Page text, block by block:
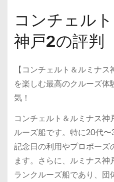
コンチェル
神戸2の評判
【コンチェルト＆ルミナ
を楽しむ最高のクルーズ
気！
コンチェルト＆ルミナス神
ルーズ船です。特に20代〜
記念日の利用やプロポーズ
ます。さらに、ルミナス神
ランクルーズ船であり、団